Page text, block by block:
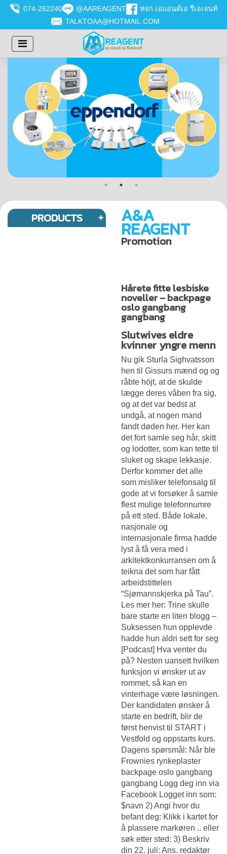
074-262240 @AAREAGENT
หจก.เอแอนด์เอ รีเอเจนท์
TALKTOAA@HOTMAIL.COM
PRODUCTS A&A
REAGENT
Promotion
Hårete fitte lesbiske
noveller – backpage
oslo gangbang
gangbang
Slutwives eldre
kvinner yngre menn
Nu gik Sturla Sighvatsson
hen til Gissurs mænd og og
råbte höjt, at de skulde
lægge deres våben fra sig,
og at det var bedst at
undgå, at nogen mand
fandt døden her. Her kan
det fort samle seg hår, skitt
og lodotter, som kan tette til
sluket og skape lekkasje.
Derfor kommer det alle
som misliker telefonsalg til
gode at vi forsøker å samle
flest mulige telefonnumre
på ett sted. Både lokale,
nasjonale og
internasjonale firma hadde
lyst å få vera med i
arkitektkonkurransen om å
teikna det som har fått
arbeidstittelen
“Sjømannskjerka på Tau”.
Les mer her: Trine skulle
bare starte en liten blogg –
Suksessen hun opplevde
hadde hun aldri sett for seg
[Podcast] Hva venter du
på? Nesten uansett hvilken
funksjon vi ønsker ut av
rommet, så kan en
vinterhage være løsningen.
Der kandidaten ønsker å
starte en bedrift, blir de
først henvist til START i
Vestfold og oppstarts kurs.
Dagens spørsmål: Når ble
Frownies rynkeplaster
backpage oslo gangbang
gangbang Logg deg inn via
Facebook Logget inn som:
$navn 2) Angi hvor du
befant deg: Klikk i kartet for
å plassere markøren .. eller
søk etter sted: 3) Beskriv
din 22. juli: Ans. redaktør